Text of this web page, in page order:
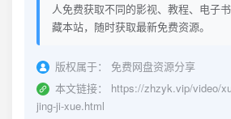
人免费获取不同的影视、教程、电子
藏本站，随时获取最新免费资源。
版权属于：
免费网盘资源分享
本文链接：
https://zhzyk.vip/video/
jing-ji-xue.html